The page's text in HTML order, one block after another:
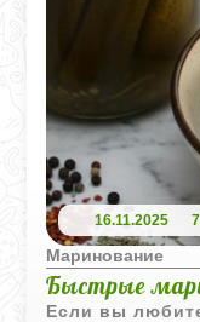
16.11.2025
Маринование
Быстрые
Если вы